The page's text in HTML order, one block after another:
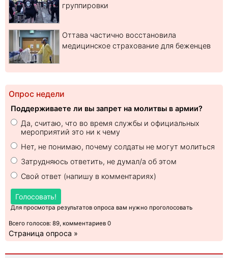
группировки
Оттава частично восстановила
медицинское страхование для беженцев
Опрос недели
Поддерживаете ли вы запрет на молитвы в армии?
Да, считаю, что во время службы и официальных
мероприятий это ни к чему
Нет, не понимаю, почему солдаты не могут молиться
Затрудняюсь ответить, не думал/а об этом
Свой ответ (напишу в комментариях)
Голосовать!
Для просмотра результатов опроса вам нужно проголосовать
Всего голосов: 89, комментариев 0
Страница опроса »